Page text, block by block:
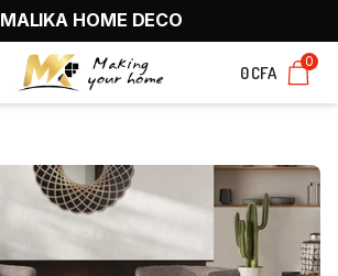
MALIKA HOME DECO
0 CFA
0